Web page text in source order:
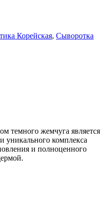
Корейская, Сыворотка
темного жемчуга является
уникального комплекса
и полноценного